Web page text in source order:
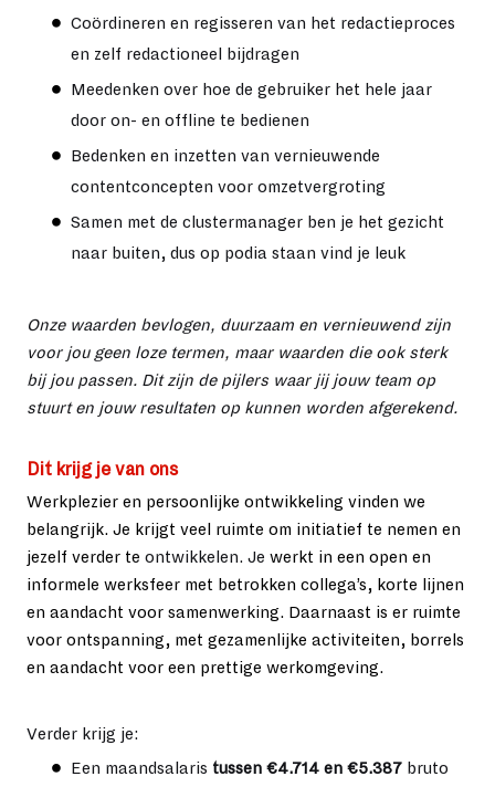
Coördineren en regisseren van het redactieproces
en zelf redactioneel bijdragen
Meedenken over hoe de gebruiker het hele jaar
door on- en offline te bedienen
Bedenken en inzetten van vernieuwende
contentconcepten voor omzetvergroting
Samen met de clustermanager ben je het gezicht
naar buiten, dus op podia staan vind je leuk
Onze waarden bevlogen, duurzaam en vernieuwend zijn
voor jou geen loze termen, maar waarden die ook sterk
bij jou passen. Dit zijn de pijlers waar jij jouw team op
stuurt en jouw resultaten op kunnen worden afgerekend.
Dit krijg je van ons
Werkplezier en persoonlijke ontwikkeling vinden we
belangrijk. Je krijgt veel ruimte om initiatief te nemen en
jezelf verder te ontwikkelen. Je werkt in een open en
informele werksfeer met betrokken collega’s, korte lijnen
en aandacht voor samenwerking. Daarnaast is er ruimte
voor ontspanning, met gezamenlijke activiteiten, borrels
en aandacht voor een prettige werkomgeving.
Verder krijg je:
Een maandsalaris tussen €4.714 en €5.387 bruto